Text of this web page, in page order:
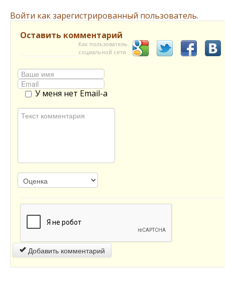
Войти как зарегистрированный пользователь.
Оставить комментарий
Как пользователь
социальной сети
У меня нет Email-а
Добавить комментарий